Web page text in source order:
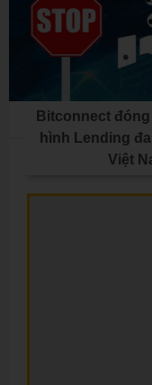
Bitconnect
hình Lending
Việt